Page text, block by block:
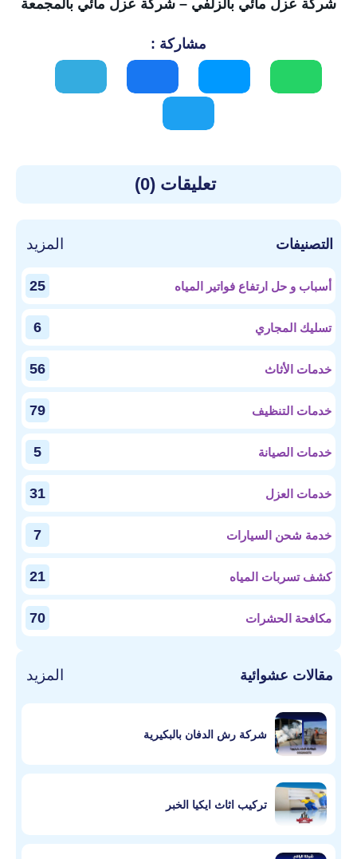
شركة عزل مائي بالزلفي – شركة عزل مائي بالمجمعة
مشاركة :
تعليقات (0)
التصنيفات المزيد
أسباب و حل ارتفاع فواتير المياه 25
تسليك المجاري 6
خدمات الأثاث 56
خدمات التنظيف 79
خدمات الصيانة 5
خدمات العزل 31
خدمة شحن السيارات 7
كشف تسربات المياه 21
مكافحة الحشرات 70
مقالات عشوائية المزيد
شركة رش الدفان بالبكيرية
تركيب اثاث ايكيا الخبر